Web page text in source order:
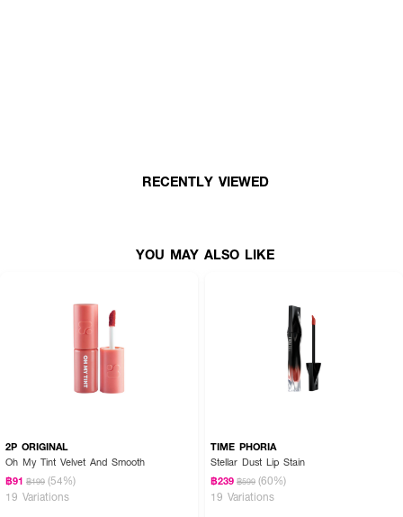
RECENTLY VIEWED
YOU MAY ALSO LIKE
2P ORIGINAL
Oh My Tint Velvet And Smooth
฿91 ฿199 (54%)
19 Variations
TIME PHORIA
Stellar Dust Lip Stain
฿239 ฿599 (60%)
19 Variations